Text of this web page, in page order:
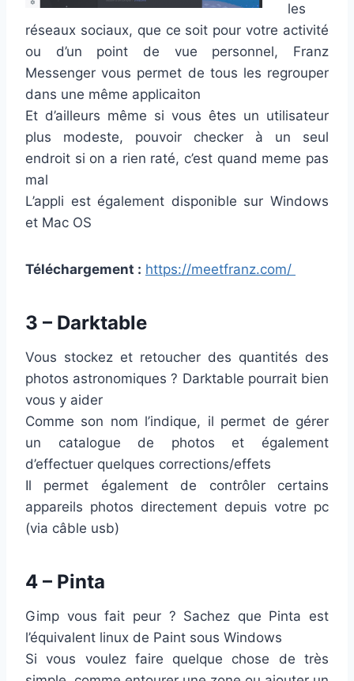
les
réseaux sociaux, que ce soit pour votre activité
ou d’un point de vue personnel, Franz
Messenger vous permet de tous les regrouper
dans une même applicaiton
Et d’ailleurs même si vous êtes un utilisateur
plus modeste, pouvoir checker à un seul
endroit si on a rien raté, c’est quand meme pas
mal
L’appli est également disponible sur Windows
et Mac OS
Téléchargement : https://meetfranz.com/
3 – Darktable
Vous stockez et retoucher des quantités des
photos astronomiques ? Darktable pourrait bien
vous y aider
Comme son nom l’indique, il permet de gérer
un catalogue de photos et également
d’effectuer quelques corrections/effets
Il permet également de contrôler certains
appareils photos directement depuis votre pc
(via câble usb)
4 – Pinta
Gimp vous fait peur ? Sachez que Pinta est
l’équivalent linux de Paint sous Windows
Si vous voulez faire quelque chose de très